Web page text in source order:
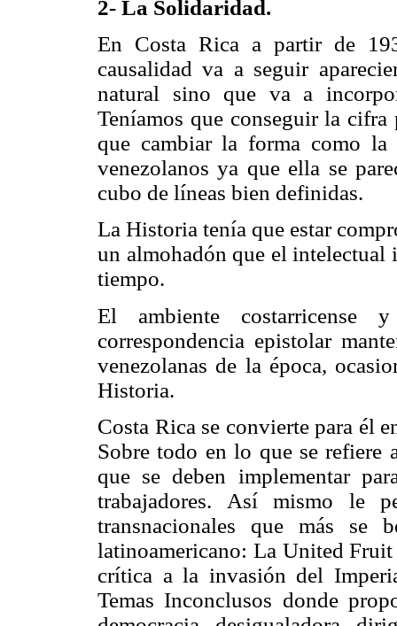
2- La Solidaridad.
En Costa Rica a partir de
causalidad va a seguir
natural sino que va a
Teníamos que conseguir la
que cambiar la forma como
venezolanos ya que ella se
cubo de líneas bien definidas.
La Historia tenía que estar
un almohadón que el intelectual
tiempo.
El ambiente costarricense
correspondencia epistolar
venezolanas de la época,
Historia.
Costa Rica se convierte para él
Sobre todo en lo que se refiere
que se deben implementar
trabajadores. Así mismo le
transnacionales que más se
latinoamericano: La United Fruit
crítica a la invasión del
Temas Inconclusos donde